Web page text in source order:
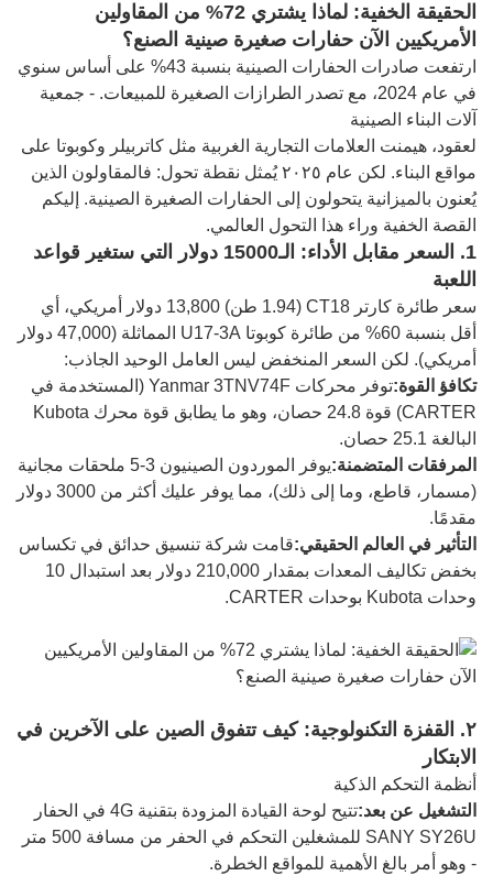
الحقيقة الخفية: لماذا يشتري 72% من المقاولين
الأمريكيين الآن حفارات صغيرة صينية الصنع؟
ارتفعت صادرات الحفارات الصينية بنسبة 43% على أساس سنوي
في عام 2024، مع تصدر الطرازات الصغيرة للمبيعات. - جمعية
آلات البناء الصينية
لعقود، هيمنت العلامات التجارية الغربية مثل كاتربيلر وكوبوتا على
مواقع البناء. لكن عام ٢٠٢٥ يُمثل نقطة تحول: فالمقاولون الذين
يُعنون بالميزانية يتحولون إلى الحفارات الصغيرة الصينية. إليكم
القصة الخفية وراء هذا التحول العالمي.
1. السعر مقابل الأداء: الـ15000 دولار التي ستغير قواعد
اللعبة
سعر طائرة كارتر CT18 (1.94 طن) 13,800 دولار أمريكي، أي
أقل بنسبة 60% من طائرة كوبوتا U17-3A المماثلة (47,000 دولار
أمريكي). لكن السعر المنخفض ليس العامل الوحيد الجاذب:
تكافؤ القوة:
توفر محركات Yanmar 3TNV74F (المستخدمة في
CARTER) قوة 24.8 حصان، وهو ما يطابق قوة محرك Kubota
البالغة 25.1 حصان.
المرفقات المتضمنة:
يوفر الموردون الصينيون 3-5 ملحقات مجانية
(مسمار، قاطع، وما إلى ذلك)، مما يوفر عليك أكثر من 3000 دولار
مقدمًا.
التأثير في العالم الحقيقي:قامت شركة تنسيق حدائق في تكساس
بخفض تكاليف المعدات بمقدار 210,000 دولار بعد استبدال 10
وحدات Kubota بوحدات CARTER.
٢. القفزة التكنولوجية: كيف تتفوق الصين على الآخرين في
الابتكار
أنظمة التحكم الذكية
التشغيل عن بعد:
تتيح لوحة القيادة المزودة بتقنية 4G في الحفار
SANY SY26U للمشغلين التحكم في الحفر من مسافة 500 متر
- وهو أمر بالغ الأهمية للمواقع الخطرة.